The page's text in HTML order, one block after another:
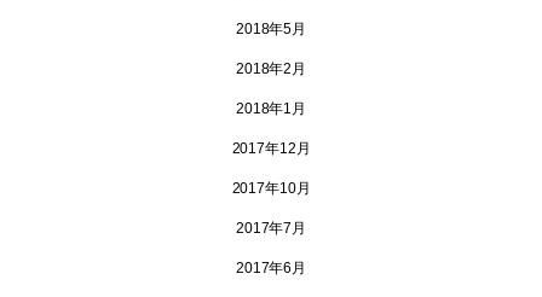
2018年5月
2018年2月
2018年1月
2017年12月
2017年10月
2017年7月
2017年6月